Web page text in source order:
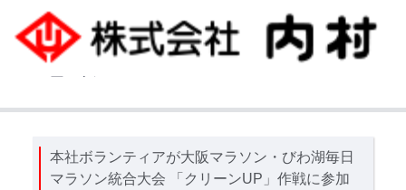
本社ボランティアが大阪マラソン・びわ湖毎日
マラソン統合大会 「クリーンUP」作戦に参加